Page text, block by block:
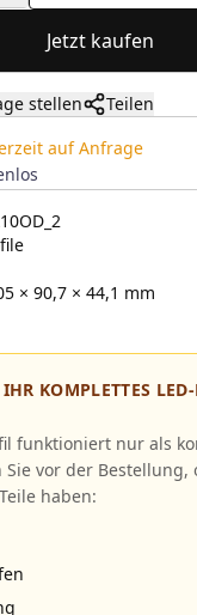
Jetzt kaufen
stellen
Teilen
auf Anfrage
× 90,7 × 44,1 mm
KOMPLETTES
funktioniert nur als
vor der Bestellung,
haben: